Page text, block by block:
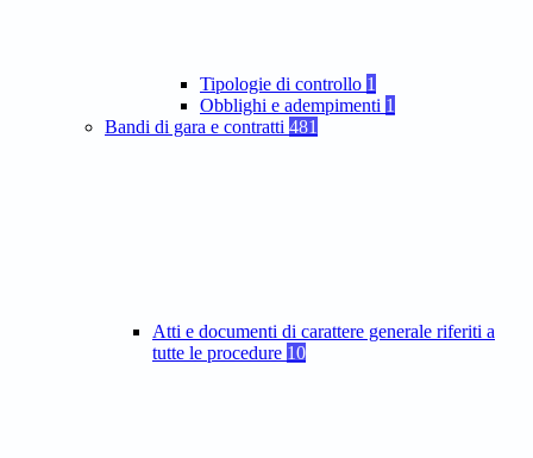
Tipologie di controllo 1
Obblighi e adempimenti 1
Bandi di gara e contratti 481
Atti e documenti di carattere generale riferiti a
tutte le procedure 10